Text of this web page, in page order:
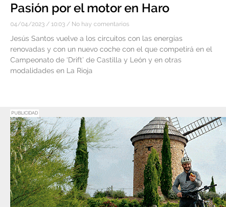
Pasión por el motor en Haro
04/04/2023 10:03 No hay comentarios
Jesús Santos vuelve a los circuitos con las energías
renovadas y con un nuevo coche con el que competirá en el
Campeonato de ‘Drift’ de Castilla y León y en otras
modalidades en La Rioja
PUBLICIDAD